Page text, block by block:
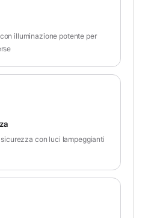
illuminazione potente per
con luci lampeggianti